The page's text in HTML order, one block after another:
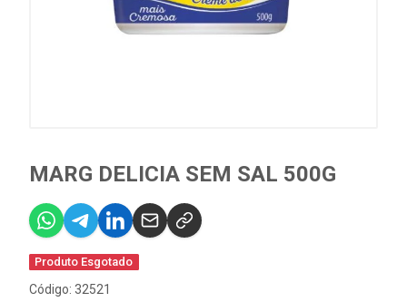
MARG DELICIA SEM SAL 500G
Produto Esgotado
Código: 32521